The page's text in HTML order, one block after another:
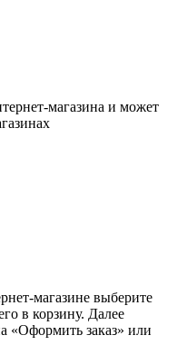
магазина и может
магазине выберите
в корзину. Далее
«Оформить заказ» или